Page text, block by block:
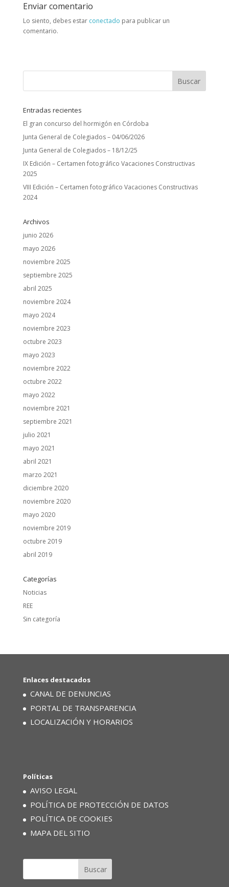
Enviar comentario
Lo siento, debes estar conectado para publicar un
comentario.
Entradas recientes
El gran concurso del hormigón en Córdoba
Junta General de Colegiados – 04/06/2026
Junta General de Colegiados – 18/12/25
IX Edición – Certamen fotográfico Vacaciones Constructivas
2025
VIII Edición – Certamen fotográfico Vacaciones Constructivas
2024
Archivos
junio 2026
mayo 2026
noviembre 2025
septiembre 2025
abril 2025
noviembre 2024
mayo 2024
noviembre 2023
octubre 2023
mayo 2023
noviembre 2022
octubre 2022
mayo 2022
noviembre 2021
septiembre 2021
julio 2021
mayo 2021
abril 2021
marzo 2021
diciembre 2020
noviembre 2020
mayo 2020
noviembre 2019
octubre 2019
abril 2019
Categorías
Noticias
REE
Sin categoría
Enlaces destacados
CANAL DE DENUNCIAS
PORTAL DE TRANSPARENCIA
LOCALIZACIÓN Y HORARIOS
Políticas
AVISO LEGAL
POLÍTICA DE PROTECCIÓN DE DATOS
POLÍTICA DE COOKIES
MAPA DEL SITIO